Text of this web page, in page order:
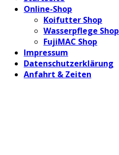
Online-Shop
Koifutter Shop
Wasserpflege Shop
FujiMAC Shop
Impressum
Datenschutzerklärung
Anfahrt & Zeiten